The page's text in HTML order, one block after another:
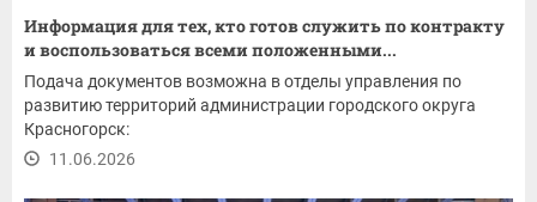
Информация для тех, кто готов служить по контракту
и воспользоваться всеми положенными...
Подача документов возможна в отделы управления по
развитию территорий администрации городского округа
Красногорск:
11.06.2026